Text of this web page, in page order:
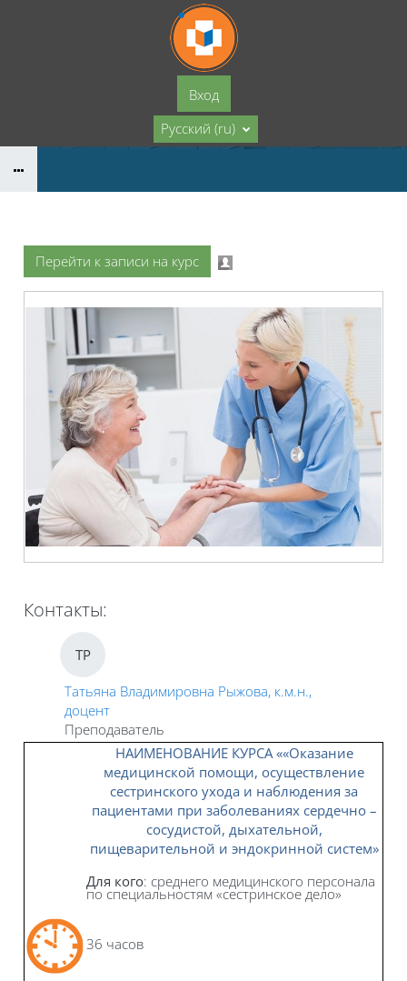
Перейти к основному содержанию
Вход
Русский ‎(ru)‎
Перейти к записи на курс
Контакты:
ТР
Татьяна Владимировна Рыжова, к.м.н.,
доцент
Преподаватель
НАИМЕНОВАНИЕ КУРСА ««Оказание
медицинской помощи, осуществление
сестринского ухода и наблюдения за
пациентами при заболеваниях сердечно –
сосудистой, дыхательной,
пищеварительной и эндокринной систем»
Для кого: среднего медицинского персонала
по специальностям «сестринское дело»
36 часов